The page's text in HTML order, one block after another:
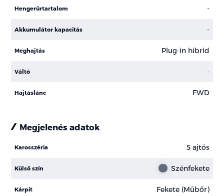
Hengerűrtartalom -
Akkumulátor kapacitás -
Meghajtás Plug-in hibrid
Váltó -
Hajtáslánc FWD
Megjelenés adatok
Karosszéria 5 ajtós
Külső szín Szénfekete
Kárpit Fekete (Műbőr)